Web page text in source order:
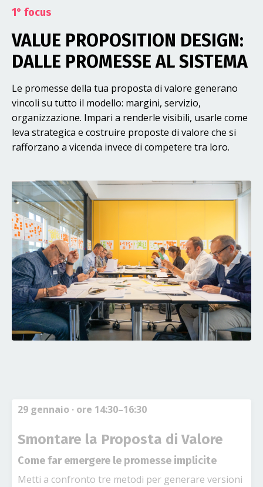
1° focus
VALUE PROPOSITION DESIGN:
DALLE PROMESSE AL SISTEMA
Le promesse della tua proposta di valore generano
vincoli su tutto il modello: margini, servizio,
organizzazione. Impari a renderle visibili, usarle come
leva strategica e costruire proposte di valore che si
rafforzano a vicenda invece di competere tra loro.
29 gennaio · ore 14:30–16:30
Smontare la Proposta di Valore
Come far emergere le promesse implicite
Metti a confronto tre metodi per generare versioni